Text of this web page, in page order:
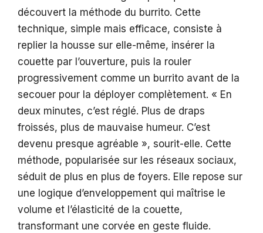
découvert la méthode du burrito. Cette
technique, simple mais efficace, consiste à
replier la housse sur elle-même, insérer la
couette par l’ouverture, puis la rouler
progressivement comme un burrito avant de la
secouer pour la déployer complètement. « En
deux minutes, c’est réglé. Plus de draps
froissés, plus de mauvaise humeur. C’est
devenu presque agréable », sourit-elle. Cette
méthode, popularisée sur les réseaux sociaux,
séduit de plus en plus de foyers. Elle repose sur
une logique d’enveloppement qui maîtrise le
volume et l’élasticité de la couette,
transformant une corvée en geste fluide.